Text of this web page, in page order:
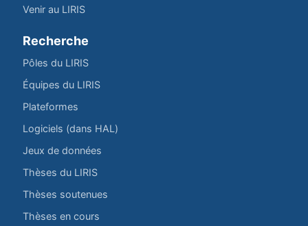
Venir au LIRIS
Recherche
Pôles du LIRIS
Équipes du LIRIS
Plateformes
Logiciels (dans HAL)
Jeux de données
Thèses du LIRIS
Thèses soutenues
Thèses en cours